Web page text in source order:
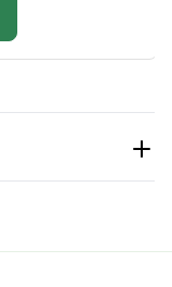
KONFIGURIEREN